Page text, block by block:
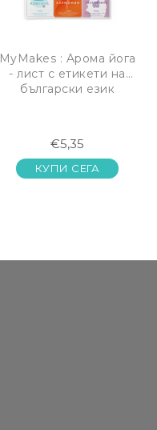
MyMakes : Aрома йога
- лист с етикети на
български език
€5,35
КУПИ СЕГА